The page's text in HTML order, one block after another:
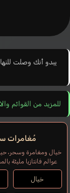
يبدو أنك وصلت
للمزيد من القوائم
مُغامرات
خيال ومغامرة وسحر،
عوالم فانتازيا مليئة
خيال